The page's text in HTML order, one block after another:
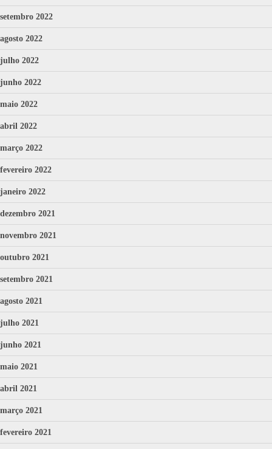
setembro 2022
agosto 2022
julho 2022
junho 2022
maio 2022
abril 2022
março 2022
fevereiro 2022
janeiro 2022
dezembro 2021
novembro 2021
outubro 2021
setembro 2021
agosto 2021
julho 2021
junho 2021
maio 2021
abril 2021
março 2021
fevereiro 2021